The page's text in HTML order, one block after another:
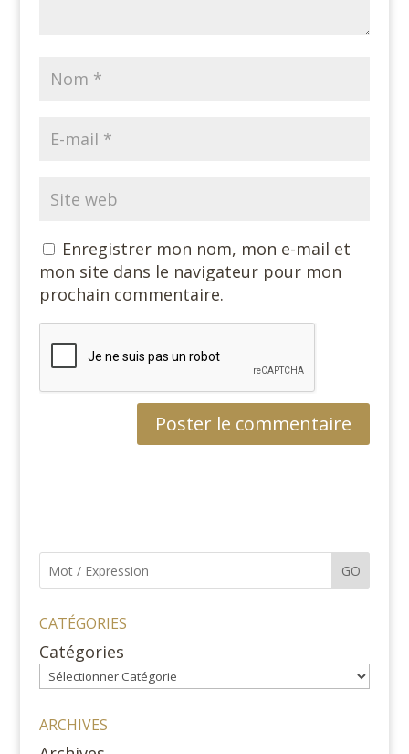
Enregistrer mon nom, mon e-mail et
mon site dans le navigateur pour mon
prochain commentaire.
GO
CATÉGORIES
Catégories
ARCHIVES